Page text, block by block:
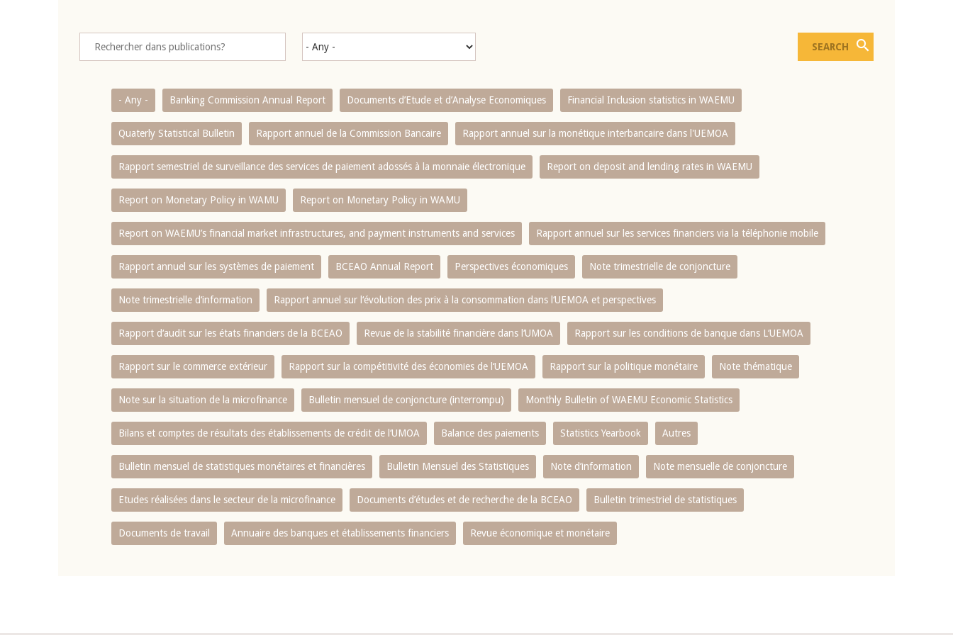
- Any - Banking Commission Annual Report Documents d’Etude et d’Analyse Economiques Financial Inclusion statistics in WAEMU
Quaterly Statistical Bulletin Rapport annuel de la Commission Bancaire Rapport annuel sur la monétique interbancaire dans l'UEMOA
Rapport semestriel de surveillance des services de paiement adossés à la monnaie électronique Report on deposit and lending rates in WAEMU
Report on Monetary Policy in WAMU Report on Monetary Policy in WAMU
Report on WAEMU’s financial market infrastructures, and payment instruments and services Rapport annuel sur les services financiers via la téléphonie mobile
Rapport annuel sur les systèmes de paiement BCEAO Annual Report Perspectives économiques Note trimestrielle de conjoncture
Note trimestrielle d‘information Rapport annuel sur l‘évolution des prix à la consommation dans l‘UEMOA et perspectives
Rapport d‘audit sur les états financiers de la BCEAO Revue de la stabilité financière dans l‘UMOA Rapport sur les conditions de banque dans L‘UEMOA
Rapport sur le commerce extérieur Rapport sur la compétitivité des économies de l‘UEMOA Rapport sur la politique monétaire Note thématique
Note sur la situation de la microfinance Bulletin mensuel de conjoncture (interrompu) Monthly Bulletin of WAEMU Economic Statistics
Bilans et comptes de résultats des établissements de crédit de l‘UMOA Balance des paiements Statistics Yearbook Autres
Bulletin mensuel de statistiques monétaires et financières Bulletin Mensuel des Statistiques Note d’information Note mensuelle de conjoncture
Etudes réalisées dans le secteur de la microfinance Documents d’études et de recherche de la BCEAO Bulletin trimestriel de statistiques
Documents de travail Annuaire des banques et établissements financiers Revue économique et monétaire